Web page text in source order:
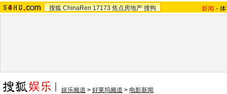
搜狐 ChinaRen 17173 焦点房地产 搜狗 新闻 -
娱乐频道 > 好莱坞频道 > 电影新闻